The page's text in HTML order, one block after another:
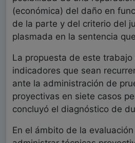
(económica) del daño en
de la parte y del criterio del
plasmada en la sentencia
La propuesta de este trabajo
indicadores que sean
ante la administración de
proyectivas en siete casos
concluyó el diagnóstico de
En el ámbito de la